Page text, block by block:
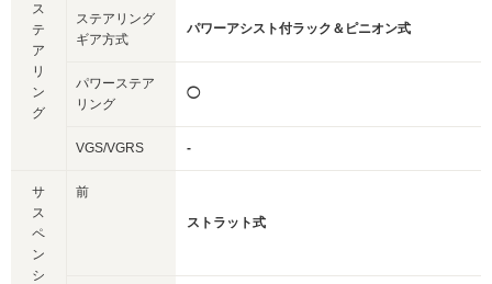
ス
テ
ア
リ
ン
グ
ステアリング
ギア方式
パワーアシスト付ラック＆ピニオン式
パワーステア
リング
◯
VGS/VGRS -
サ
ス
ペ
ン
シ
前
ストラット式